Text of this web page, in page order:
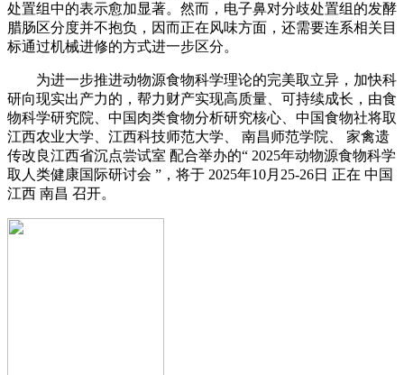
处置组中的表示愈加显著。然而，电子鼻对分歧处置组的发酵
腊肠区分度并不抱负，因而正在风味方面，还需要连系相关目
标通过机械进修的方式进一步区分。
为进一步推进动物源食物科学理论的完美取立异，加快科
研向现实出产力的，帮力财产实现高质量、可持续成长，由食
物科学研究院、中国肉类食物分析研究核心、中国食物社将取
江西农业大学、江西科技师范大学、 南昌师范学院、 家禽遗
传改良江西省沉点尝试室 配合举办的“ 2025年动物源食物科学
取人类健康国际研讨会 ”，将于 2025年10月25-26日 正在 中国
江西 南昌 召开。